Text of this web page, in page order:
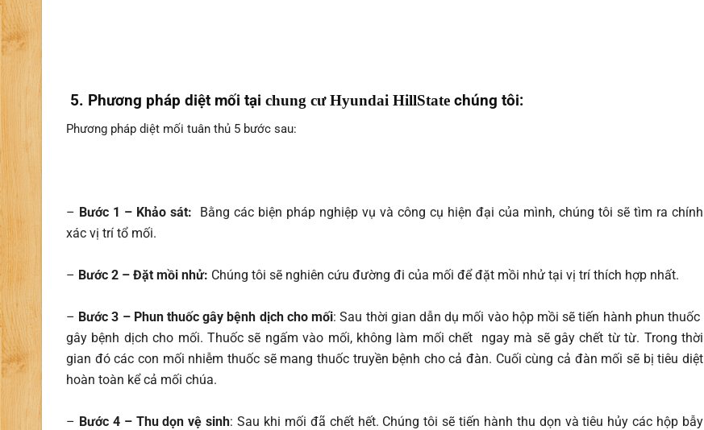
5. Phương pháp diệt mối tại chung cư Hyundai HillState chúng tôi:
Phương pháp diệt mối tuân thủ 5 bước sau:
– Bước 1 – Khảo sát: Bằng các biện pháp nghiệp vụ và công cụ hiện đại của mình, chúng tôi sẽ tìm ra chính
xác vị trí tổ mối.
– Bước 2 – Đặt mồi nhử: Chúng tôi sẽ nghiên cứu đường đi của mối để đặt mồi nhử tại vị trí thích hợp nhất.
– Bước 3 – Phun thuốc gây bệnh dịch cho mối: Sau thời gian dẫn dụ mối vào hộp mồi sẽ tiến hành phun thuốc
gây bệnh dịch cho mối. Thuốc sẽ ngấm vào mối, không làm mối chết ngay mà sẽ gây chết từ từ. Trong thời
gian đó các con mối nhiễm thuốc sẽ mang thuốc truyền bệnh cho cả đàn. Cuối cùng cả đàn mối sẽ bị tiêu diệt
hoàn toàn kể cả mối chúa.
– Bước 4 – Thu dọn vệ sinh: Sau khi mối đã chết hết. Chúng tôi sẽ tiến hành thu dọn và tiêu hủy các hộp bẫy